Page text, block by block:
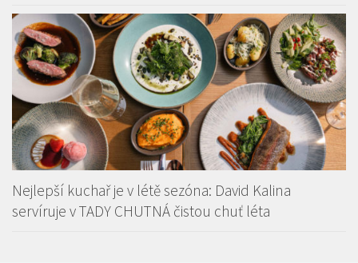
Nejlepší kuchař je v létě sezóna: David Kalina
servíruje v TADY CHUTNÁ čistou chuť léta